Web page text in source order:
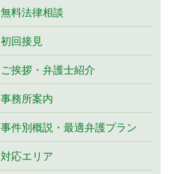
無料法律相談
初回接見
ご挨拶・弁護士紹介
事務所案内
事件別概説・最適弁護プラン
対応エリア